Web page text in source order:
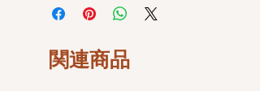
Artisanal, Made in Bray dunes de
les découpes sont réalisé le jour de la
commande, le délai de livraison peut
selon le type et la demande.
Tout simplement car nous voulons de
関連商品